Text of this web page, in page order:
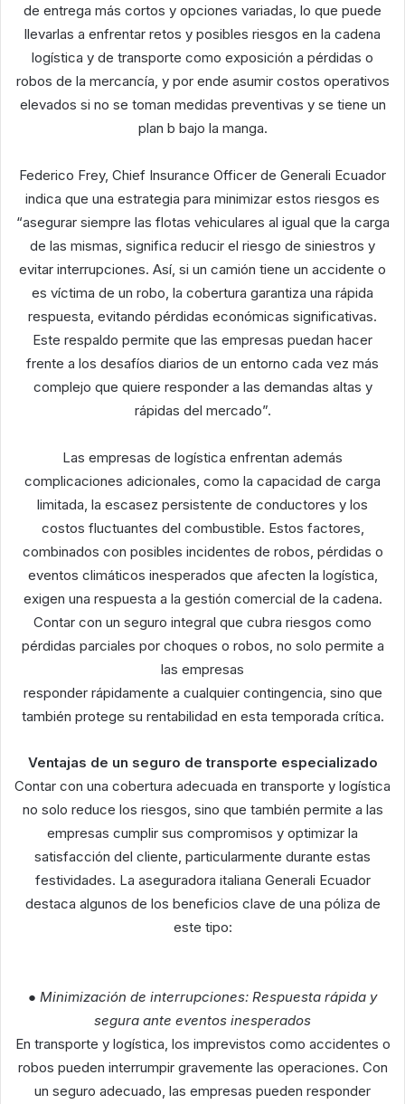
de entrega más cortos y opciones variadas, lo que puede
llevarlas a enfrentar retos y posibles riesgos en la cadena
logística y de transporte como exposición a pérdidas o
robos de la mercancía, y por ende asumir costos operativos
elevados si no se toman medidas preventivas y se tiene un
plan b bajo la manga.
Federico Frey, Chief Insurance Officer de Generali Ecuador
indica que una estrategia para minimizar estos riesgos es
“asegurar siempre las flotas vehiculares al igual que la carga
de las mismas, significa reducir el riesgo de siniestros y
evitar interrupciones. Así, si un camión tiene un accidente o
es víctima de un robo, la cobertura garantiza una rápida
respuesta, evitando pérdidas económicas significativas.
Este respaldo permite que las empresas puedan hacer
frente a los desafíos diarios de un entorno cada vez más
complejo que quiere responder a las demandas altas y
rápidas del mercado”.
Las empresas de logística enfrentan además
complicaciones adicionales, como la capacidad de carga
limitada, la escasez persistente de conductores y los
costos fluctuantes del combustible. Estos factores,
combinados con posibles incidentes de robos, pérdidas o
eventos climáticos inesperados que afecten la logística,
exigen una respuesta a la gestión comercial de la cadena.
Contar con un seguro integral que cubra riesgos como
pérdidas parciales por choques o robos, no solo permite a
las empresas
responder rápidamente a cualquier contingencia, sino que
también protege su rentabilidad en esta temporada crítica.
Ventajas de un seguro de transporte especializado
Contar con una cobertura adecuada en transporte y logística
no solo reduce los riesgos, sino que también permite a las
empresas cumplir sus compromisos y optimizar la
satisfacción del cliente, particularmente durante estas
festividades. La aseguradora italiana Generali Ecuador
destaca algunos de los beneficios clave de una póliza de
este tipo:
● Minimización de interrupciones: Respuesta rápida y
segura ante eventos inesperados
En transporte y logística, los imprevistos como accidentes o
robos pueden interrumpir gravemente las operaciones. Con
un seguro adecuado, las empresas pueden responder